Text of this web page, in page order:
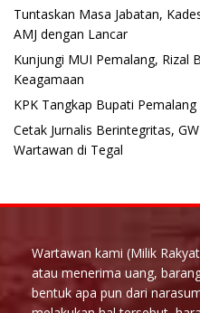
Tuntaskan Masa Jabatan,
AMJ dengan Lancar
Kunjungi MUI Pemalang, Rizal
Keagamaan
KPK Tangkap Bupati
Cetak Jurnalis Berintegritas,
Wartawan di Tegal
Wartawan kami (Milik
atau menerima uang,
bentuk apa pun dari